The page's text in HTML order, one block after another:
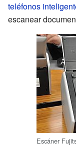
teléfonos
escanear
Escáner